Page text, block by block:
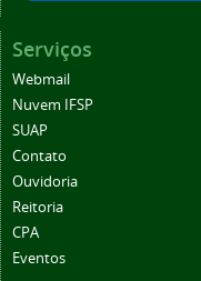
Serviços
Webmail
Nuvem IFSP
SUAP
Contato
Ouvidoria
Reitoria
CPA
Eventos